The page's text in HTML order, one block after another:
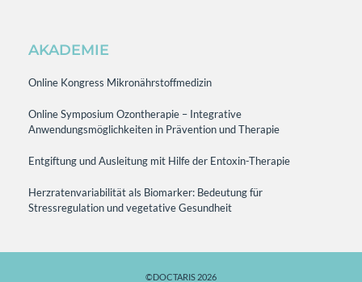
AKADEMIE
Online Kongress Mikronährstoffmedizin
Online Symposium Ozontherapie – Integrative
Anwendungsmöglichkeiten in Prävention und Therapie
Entgiftung und Ausleitung mit Hilfe der Entoxin-Therapie
Herzratenvariabilität als Biomarker: Bedeutung für
Stressregulation und vegetative Gesundheit
©DOCTARIS 2026